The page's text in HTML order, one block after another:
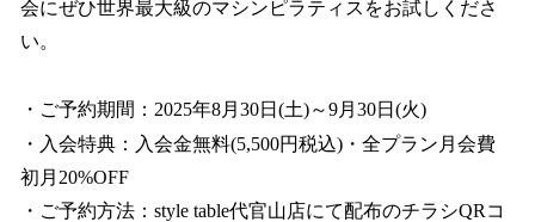
会にぜひ世界最大級のマシンピラティスをお試しくださ
い。
・ご予約期間：2025年8月30日(土)～9月30日(火)
・入会特典：入会金無料(5,500円税込)・全プラン月会費
初月20%OFF
・ご予約方法：style table代官山店にて配布のチラシQRコ